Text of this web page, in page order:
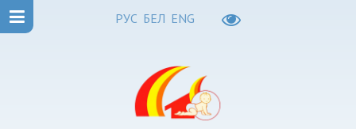
РУС БЕЛ ENG